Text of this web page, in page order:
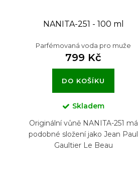
NANITA-251 - 100 ml
Parfémovaná voda pro muže
799 Kč
DO KOŠÍKU
Skladem
Originální vůně NANITA-251 má
podobné složení jako Jean Paul
Gaultier Le Beau